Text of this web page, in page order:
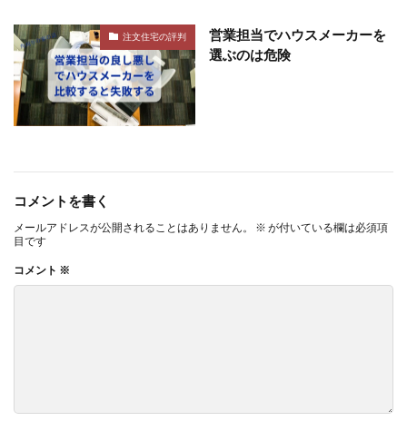
注文住宅の評判
営業担当でハウスメーカーを
選ぶのは危険
コメントを書く
メールアドレスが公開されることはありません。 ※ が付いている欄は必須項
目です
コメント ※